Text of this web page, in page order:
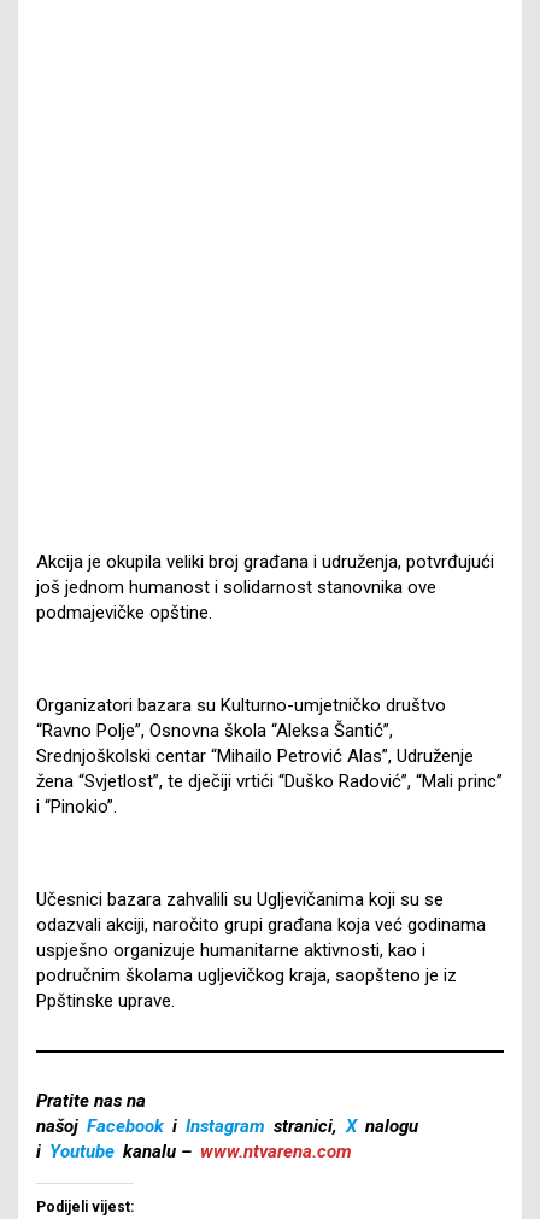
Akcija je okupila veliki broj građana i udruženja, potvrđujući
još jednom humanost i solidarnost stanovnika ove
podmajevičke opštine.
Organizatori bazara su Kulturno-umjetničko društvo
“Ravno Polje”, Osnovna škola “Aleksa Šantić”,
Srednjoškolski centar “Mihailo Petrović Alas”, Udruženje
žena “Svjetlost”, te dječiji vrtići “Duško Radović”, “Mali princ”
i “Pinokio”.
Učesnici bazara zahvalili su Ugljevičanima koji su se
odazvali akciji, naročito grupi građana koja već godinama
uspješno organizuje humanitarne aktivnosti, kao i
područnim školama ugljevičkog kraja, saopšteno je iz
Ppštinske uprave.
Pratite nas na
našoj Facebook i Instagram stranici, X nalogu
i Youtube kanalu – www.ntvarena.com
Podijeli vijest: